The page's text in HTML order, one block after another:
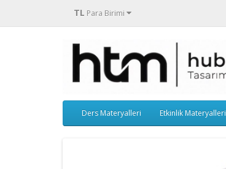
TL Para Birimi
Ders Materyalleri Etkinlik Materyalleri